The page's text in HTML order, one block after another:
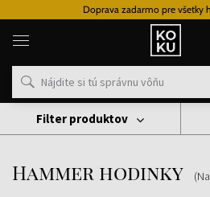
Doprava zadarmo pre všetky
Originálne
parfémy
hodinky
na
mieste
Hodinky
Hammer Hodinky
Hammer hodinky
Filter produktov